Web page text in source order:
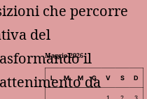
che percorre
del
il
da
Maggio 2026
L M M G V S D